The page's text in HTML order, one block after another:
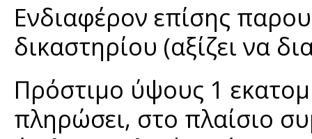
Ενδιαφέρον επίσης
δικαστηρίου (αξίζει να
Πρόστιμο ύψους 1
πληρώσει, στο πλαίσιο